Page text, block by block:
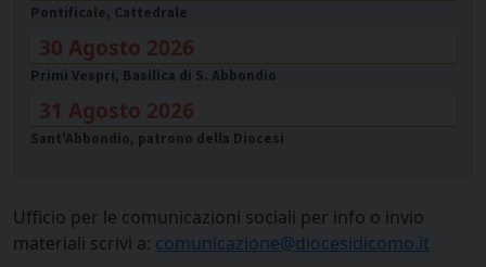
Pontificale, Cattedrale
30 Agosto 2026
Primi Vespri, Basilica di S. Abbondio
31 Agosto 2026
Sant'Abbondio, patrono della Diocesi
Ufficio per le comunicazioni sociali per info o invio
materiali scrivi a: comunicazione@diocesidicomo.it